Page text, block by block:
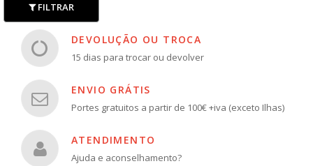
FILTRAR
DEVOLUÇÃO OU TROCA
15 dias para trocar ou devolver
ENVIO GRÁTIS
Portes gratuitos a partir de 100€ +iva (exceto Ilhas)
ATENDIMENTO
Ajuda e aconselhamento?